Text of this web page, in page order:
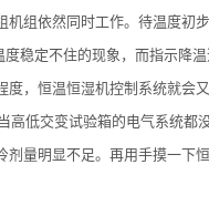
组依然同时工作。待温度初
稳定不住的现象，而指示降温
，恒温恒湿机控制系统就会
低交变试验箱的电气系统都
量明显不足。再用手摸一下